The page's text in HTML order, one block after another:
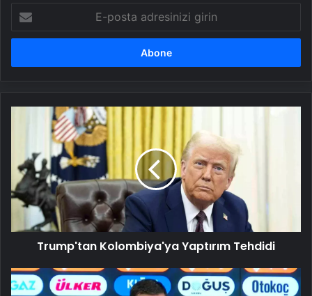
posta
adresinizi
Trump'tan
Kolombiya'ya
Tehdidi
Trump'tan Kolombiya'ya Yaptırım Tehdidi
Fenerbahçe,
Göztepe'yi